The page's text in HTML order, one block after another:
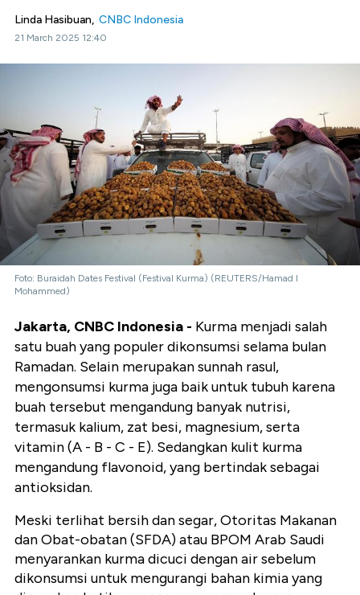
Linda Hasibuan, CNBC Indonesia
21 March 2025 12:40
Foto: Buraidah Dates Festival (Festival Kurma) (REUTERS/Hamad I
Mohammed)
Jakarta, CNBC Indonesia - Kurma menjadi salah
satu buah yang populer dikonsumsi selama bulan
Ramadan. Selain merupakan sunnah rasul,
mengonsumsi kurma juga baik untuk tubuh karena
buah tersebut mengandung banyak nutrisi,
termasuk kalium, zat besi, magnesium, serta
vitamin (A - B - C - E). Sedangkan kulit kurma
mengandung flavonoid, yang bertindak sebagai
antioksidan.
Meski terlihat bersih dan segar, Otoritas Makanan
dan Obat-obatan (SFDA) atau BPOM Arab Saudi
menyarankan kurma dicuci dengan air sebelum
dikonsumsi untuk mengurangi bahan kimia yang